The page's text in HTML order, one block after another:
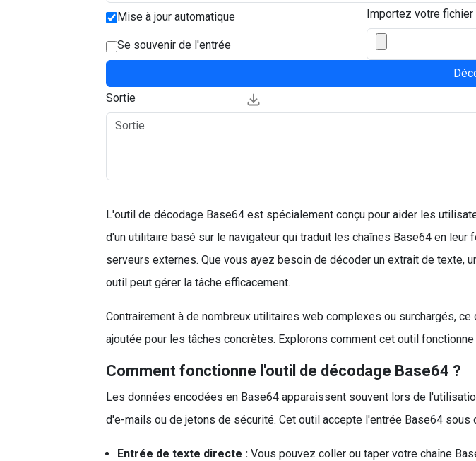
Mise à jour automatique
Se souvenir de l'entrée
Importez votre
Sortie
L'outil de décodage Base64 est spécialement conçu pour aider les
d'un utilitaire basé sur le navigateur qui traduit les chaînes Base64 en
serveurs externes. Que vous ayez besoin de décoder un extrait de texte,
outil peut gérer la tâche efficacement.
Contrairement à de nombreux utilitaires web complexes ou surchargés,
ajoutée pour les tâches concrètes. Explorons comment cet outil
Comment fonctionne l'outil de décodage Base64 ?
Les données encodées en Base64 apparaissent souvent lors de
d'e-mails ou de jetons de sécurité. Cet outil accepte l'entrée Base64 sous
Entrée de texte directe : Vous pouvez coller ou taper votre chaîne